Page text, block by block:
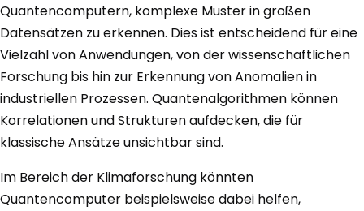
Quantencomputern, komplexe Muster in großen
Datensätzen zu erkennen. Dies ist entscheidend für eine
Vielzahl von Anwendungen, von der wissenschaftlichen
Forschung bis hin zur Erkennung von Anomalien in
industriellen Prozessen. Quantenalgorithmen können
Korrelationen und Strukturen aufdecken, die für
klassische Ansätze unsichtbar sind.
Im Bereich der Klimaforschung könnten
Quantencomputer beispielsweise dabei helfen,